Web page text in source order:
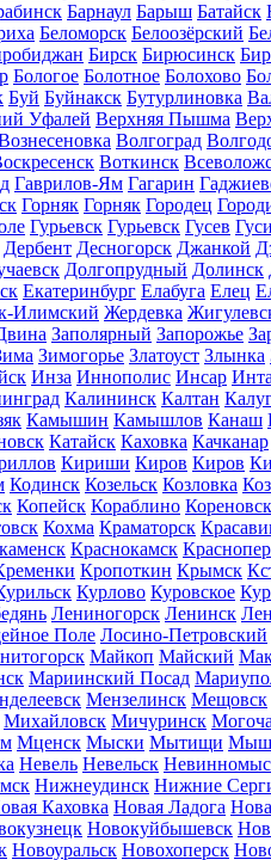
Барнаул Барыш Батайск
Беломорск Белоозёрский
Бирск Бирюсинск
Бологое Болотное Болохово
Буй Буйнакск Бутурлиновка
Уфалей Верхняя Пышма
Волгоград
Воткинск
Гаврилов-Ям Гагарин
Горняк Горняк Городец
Гурьевск Гурьевск Гусев
Дербент Десногорск Джанкой
Долгопрудный Долинск
Екатеринбург Елабуга Елец
Илимский Жердевка
Заполярный Запорожье
Зимогорье Златоуст Злынка
Инза Иннополис Инсар Инта
Калининск Калтан
Камышин Камышлов Канаш
Катайск Каховка Качканар
Кириши Киров Киров
Кодинск Козельск Козловка
Копейск Кораблино Кореновск
Кохма Краматорск
Краснокамск
Кропоткин Крымск
Курлово Куровское
Лениногорск Ленинск
Поле Лосино-Петровский
Майкоп Майский
Мариинский Посад
Мензелинск Мещовск
Михайловск Мичуринск Могоча
Мценск Мыски Мытищи
Невель Невельск
Нижнеудинск Нижние
Каховка Новая Ладога
Новокуйбышевск
Новоуральск Новохоперск